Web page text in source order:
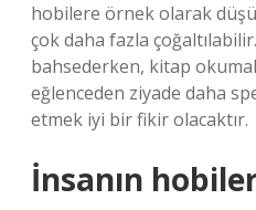
hobilere örnek olarak
çok daha fazla
bahsederken, kitap
eğlenceden ziyade daha
etmek iyi bir fikir olacaktır.
İnsanın